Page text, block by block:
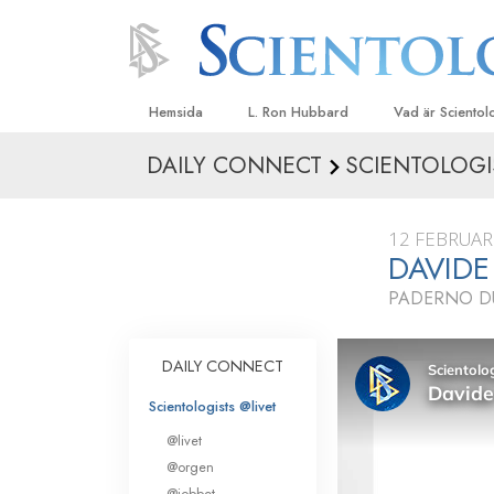
Hemsida L. Ron Hubbard Vad är
Trossatser och
Vad
Scientology
Träffa en
Inne i en Kyrka
Scientologys
DAILY CONNECT
12
PADERNO
DAILY CONNECT
Scientologists @livet
@livet
@orgen